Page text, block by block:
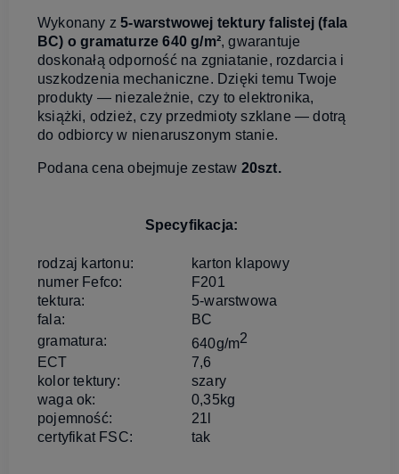
Wykonany z5-warstwowej tektury falistej (fala
BC) o gramaturze 640 g/m², gwarantuje
doskonałą odporność na zgniatanie, rozdarcia i
uszkodzenia mechaniczne. Dzięki temu Twoje
produkty — niezależnie, czy to elektronika,
książki, odzież, czy przedmioty szklane — dotrą
do odbiorcy w nienaruszonym stanie.
Podana cena obejmuje zestaw 20szt.
Specyfikacja:
rodzaj kartonu:
karton klapowy
numer Fefco:
F201
tektura:
5-warstwowa
fala:
BC
gramatura:
640g/m2
ECT
7,6
kolor tektury:
szary
waga ok:
0,35kg
pojemność:
21l
certyfikat FSC:
tak